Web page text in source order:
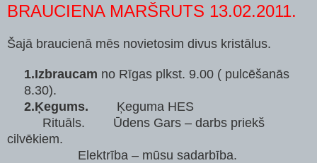
BRAUCIENA MARŠRUTS 13.02.2011.
Šajā braucienā mēs novietosim divus kristālus.
1.Izbraucam no Rīgas plkst. 9.00 ( pulcēšanās
8.30).
2.Ķegums. Ķeguma HES
Rituāls. Ūdens Gars – darbs priekš
cilvēkiem.
Elektrība – mūsu sadarbība.